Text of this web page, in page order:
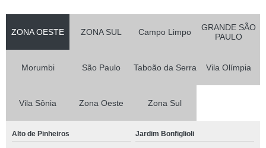
ZONA OESTE ZONA SUL Campo Limpo
GRANDE SÃO
PAULO
Morumbi São Paulo Taboão da Serra Vila Olímpia
Vila Sônia Zona Oeste Zona Sul
Alto de Pinheiros Jardim Bonfiglioli